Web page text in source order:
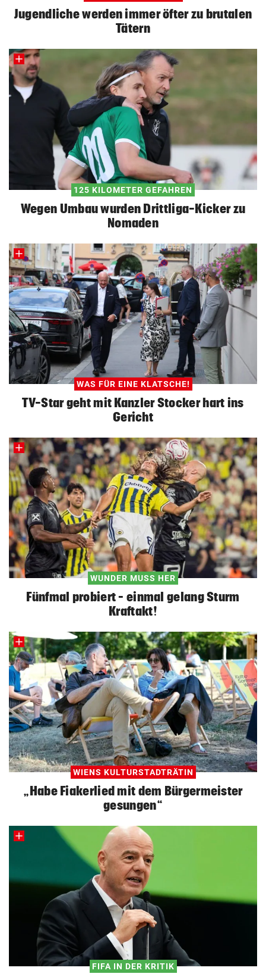
Jugendliche werden immer öfter zu brutalen
Tätern
125 KILOMETER GEFAHREN
Wegen Umbau wurden Drittliga-Kicker zu
Nomaden
WAS FÜR EINE KLATSCHE!
TV-Star geht mit Kanzler Stocker hart ins
Gericht
WUNDER MUSS HER
Fünfmal probiert – einmal gelang Sturm
Kraftakt!
WIENS KULTURSTADTRÄTIN
„Habe Fiakerlied mit dem Bürgermeister
gesungen“
FIFA IN DER KRITIK